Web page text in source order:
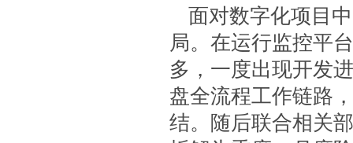
面对数字化项目
局。在运行监控平
多，一度出现开发
盘全流程工作链路
结。随后联合相关